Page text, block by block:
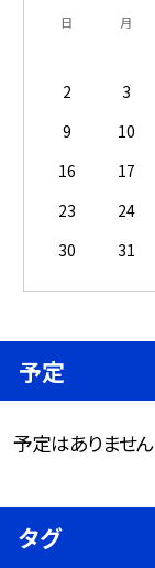
日 月
2
3
9
10
16
17
23
24
30
31
予定
予定はありません
タグ